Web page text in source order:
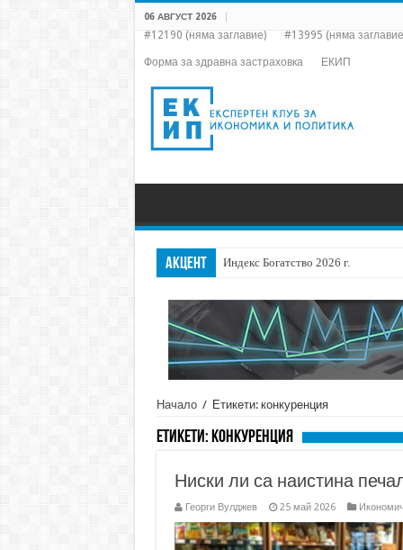
06 АВГУСТ 2026
#12190 (няма заглавие) #13995 (няма
Форма за здравна застраховка ЕКИП
АКЦЕНТ Индекс Богатство 2026 г.
Начало / Етикети: конкуренция
Етикети: конкуренция
Ниски ли са наистина
Георги Вулджев 25 май 2026